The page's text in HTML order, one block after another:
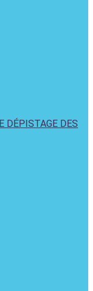
DÉPISTAGE DES